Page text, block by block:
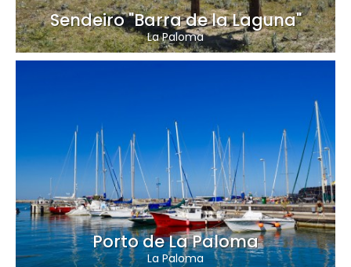
Sendeiro "Barra de la Laguna"
La Paloma
Porto de La Paloma
La Paloma